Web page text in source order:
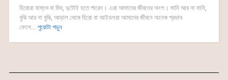
হিরোরা বাস্তব বা মিথ, দুটোই হতে পারেন। এরা আমাদের জীবনের অংশ। মানি আর না মানি,
বুঝি আর না বুঝি, আড়াল থেকে হিরো বা আইডলরা আমাদের জীবনে অনেক প্রভাব
ফেলে... পুরোটা পড়ুন